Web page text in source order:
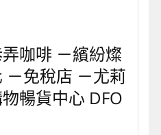
弄咖啡 －繽紛燦
－免稅店 －尤莉
暢貨中心 DFO